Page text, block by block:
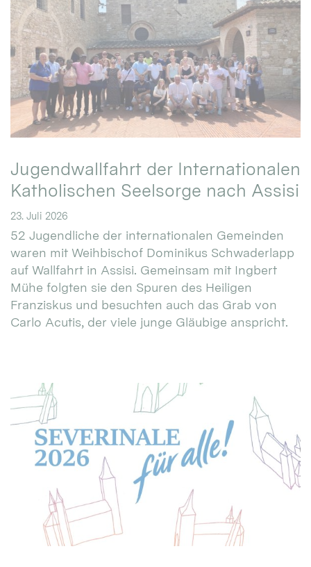
Jugendwallfahrt der Internationalen
Katholischen Seelsorge nach Assisi
23. Juli 2026
52 Jugendliche der internationalen Gemeinden
waren mit Weihbischof Dominikus Schwaderlapp
auf Wallfahrt in Assisi. Gemeinsam mit Ingbert
Mühe folgten sie den Spuren des Heiligen
Franziskus und besuchten auch das Grab von
Carlo Acutis, der viele junge Gläubige anspricht.